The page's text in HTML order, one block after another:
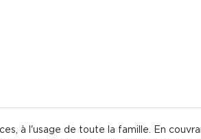
à l'usage de toute la famille. En